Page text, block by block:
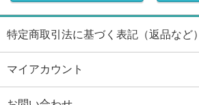
特定商取引法に基づく表記（返品など）
マイアカウント